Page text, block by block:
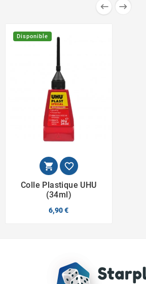
 
Disponible
 
Colle Plastique UHU
(34ml)
6,90 €